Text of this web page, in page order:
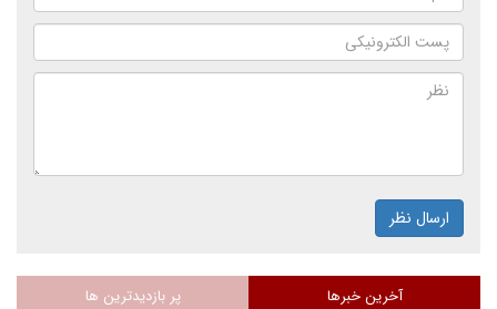
ارسال نظر
آخرین خبرها پر بازدیدترین ها